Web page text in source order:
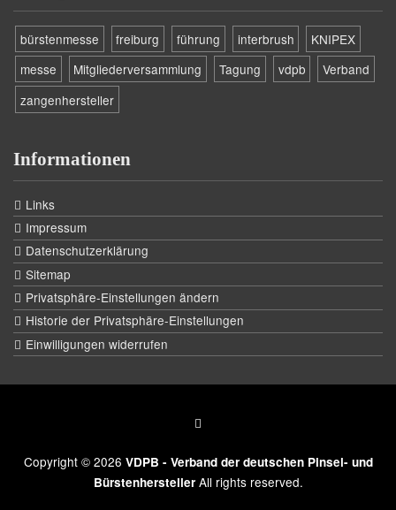
bürstenmesse freiburg führung interbrush
KNIPEX
messe
Mitgliederversammlung Tagung vdpb
Verband
zangenhersteller
Informationen
Links
Impressum
Datenschutzerklärung
Sitemap
Privatsphäre-Einstellungen ändern
Historie der Privatsphäre-Einstellungen
Einwilligungen widerrufen
Copyright © 2026 VDPB - Verband der deutschen Pinsel- und
BürstenherstellerAll rights reserved.